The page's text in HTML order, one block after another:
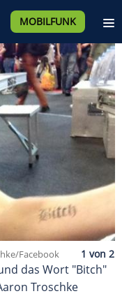
MOBILFUNK
Facebook
das Wort "Bitch"
Troschke